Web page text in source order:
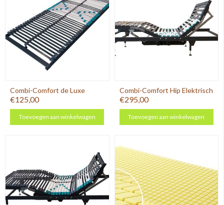
Combi-Comfort de Luxe
€125,00
Toevoegen aan winkelwagen
Combi-Comfort Hip Elektrisch
€295,00
Toevoegen aan winkelwagen